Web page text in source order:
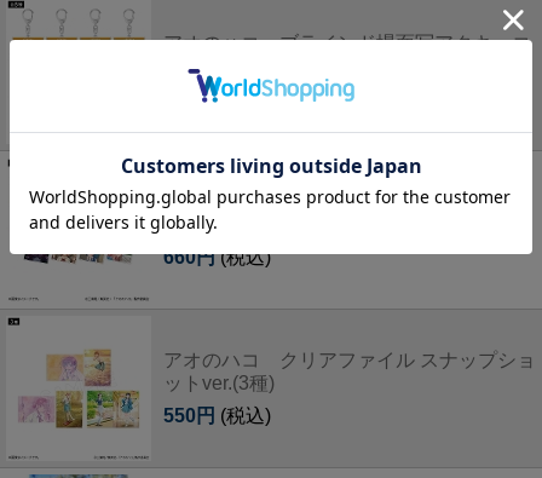
アオのハコ ブラインド場面写アクキーコ
レクション ver.2 千夏(全8種)
770円 (税込)
アオのハコ 雛-1グランプリ ブラインドア
クリルチャーム A/B/C(各全14種)【単品】
660円 (税込)
アオのハコ クリアファイル スナップショ
ットver.(3種)
550円 (税込)